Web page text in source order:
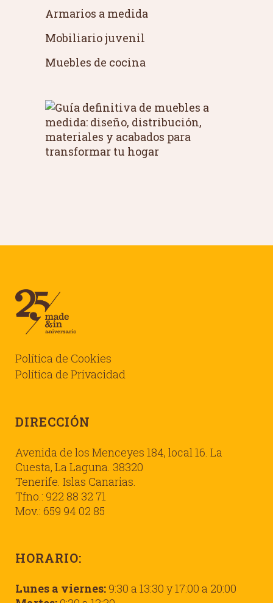
Armarios a medida
Mobiliario juvenil
Muebles de cocina
Política de Cookies
Política de Privacidad
DIRECCIÓN
Avenida de los Menceyes 184, local 16. La
Cuesta, La Laguna. 38320
Tenerife. Islas Canarias.
Tfno.: 922 88 32 71
Mov.: 659 94 02 85
HORARIO:
Lunes a viernes: 9:30 a 13:30 y 17:00 a 20:00